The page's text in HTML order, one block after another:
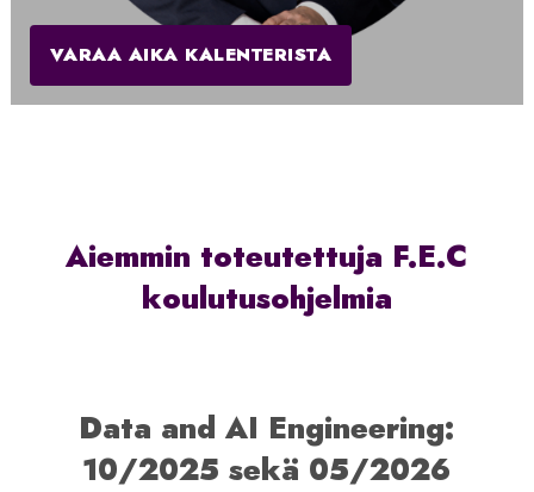
VARAA AIKA KALENTERISTA
Aiemmin toteutettuja F.E.C
koulutusohjelmia
Data and AI Engineering:
10/2025 sekä 05/2026